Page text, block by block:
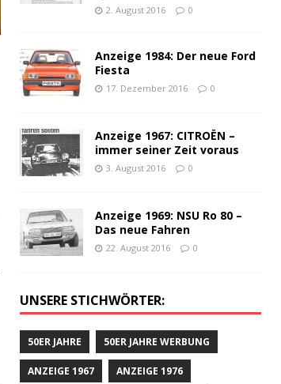
2. August 2016 0
Anzeige 1984: Der neue Ford
Fiesta
17. Dezember 2016 0
Anzeige 1967: CITROËN –
immer seiner Zeit voraus
3. August 2016 0
Anzeige 1969: NSU Ro 80 –
Das neue Fahren
22. August 2016 0
UNSERE STICHWÖRTER:
50ER JAHRE 50ER JAHRE WERBUNG
ANZEIGE 1967 ANZEIGE 1976